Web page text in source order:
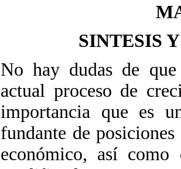
SINTESIS
No hay dudas de
actual proceso de
importancia que es
fundante de
económico, así como